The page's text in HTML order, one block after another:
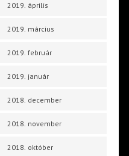
2019. április
2019. március
2019. február
2019. január
2018. december
2018. november
2018. október